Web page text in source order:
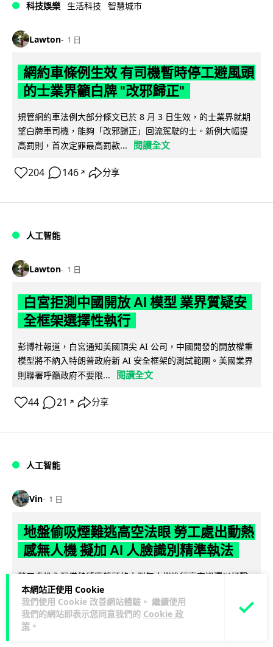
本網站正使用 Cookie
我們使用 Cookie 改善網站體驗。 繼續使用
我們的網站即表示您同意我們的 Cookie 政
策 。
科技娛樂 生活科技 智慧城市
Lawton 1 日
網約車條例生效 有司機暫時停工避風頭
的士業界籲白牌 "改邪歸正"
規管網約車法例大部分條文已於 8 月 3 日生效，的士業界就期
望白牌車司機，能夠「改邪歸正」回流駕駛的士。新例大幅提
高罰則，首次定罪最高罰款...
閱讀全文
204 146 ↗ 分享
人工智能
Lawton 1 日
白宮拒測中國開放 AI 模型 業界質疑安
全框架選擇性執行
彭博社報道，白宮通知美國頂尖 AI 公司，中國開發的開放權重
模型將不納入特朗普政府新 AI 安全框架的測試範圍。美國業界
則聯署呼籲政府不要限...
閱讀全文
44 21 ↗ 分享
人工智能
Vin 1 日
地盤偷吸煙難逃高空法眼 勞工處出動熱
感無人機 擬加 AI 人臉識別精準執法
勞工處投入配備熱感應鏡頭的小型無人機進行高空巡邏以打擊
地盤違例吸煙，並正研究於未來一年內引入 AI 人臉識別與行為
分析功能，結合三大技術進一...
閱讀全文
246